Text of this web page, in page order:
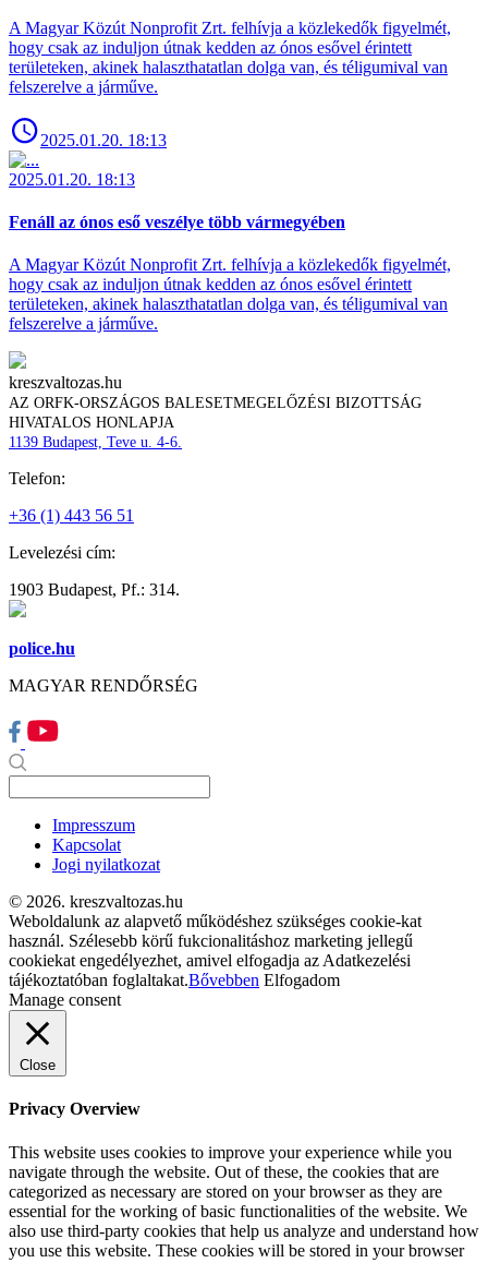
A Magyar Közút Nonprofit Zrt. felhívja a közlekedők figyelmét,
hogy csak az induljon útnak kedden az ónos esővel érintett
területeken, akinek halaszthatatlan dolga van, és téligumival van
felszerelve a járműve.
2025.01.20. 18:13
2025.01.20. 18:13
Fenáll az ónos eső veszélye több vármegyében
A Magyar Közút Nonprofit Zrt. felhívja a közlekedők figyelmét,
hogy csak az induljon útnak kedden az ónos esővel érintett
területeken, akinek halaszthatatlan dolga van, és téligumival van
felszerelve a járműve.
kreszvaltozas.hu
AZ ORFK-ORSZÁGOS BALESETMEGELŐZÉSI BIZOTTSÁG
HIVATALOS HONLAPJA
1139 Budapest, Teve u. 4-6.
Telefon:
+36 (1) 443 56 51
Levelezési cím:
1903 Budapest, Pf.: 314.
police.hu
MAGYAR RENDŐRSÉG
Impresszum
Kapcsolat
Jogi nyilatkozat
© 2026. kreszvaltozas.hu
Weboldalunk az alapvető működéshez szükséges cookie-kat
használ. Szélesebb körű fukcionalitáshoz marketing jellegű
cookiekat engedélyezhet, amivel elfogadja az Adatkezelési
tájékoztatóban foglaltakat.Bővebben Elfogadom
Manage consent
Close
Privacy Overview
This website uses cookies to improve your experience while you
navigate through the website. Out of these, the cookies that are
categorized as necessary are stored on your browser as they are
essential for the working of basic functionalities of the website. We
also use third-party cookies that help us analyze and understand how
you use this website. These cookies will be stored in your browser